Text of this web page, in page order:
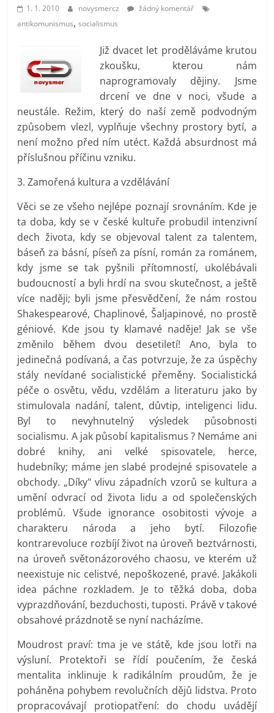
prospívá?
1. 1. 2010 novysmercz
žádný komentář
antikomunismus,socialismus
Již dvacet let proděláváme krutou
zkoušku, kterou nám
naprogramovaly dějiny. Jsme
drcení ve dne v noci, všude a
neustále. Režim, který do naší země podvodným
způsobem vlezl, vyplňuje všechny prostory bytí, a
není možno před ním utéct. Každá absurdnost má
příslušnou příčinu vzniku.
3. Zamořená kultura a vzdělávání
Věci se ze všeho nejlépe poznají srovnáním. Kde je
ta doba, kdy se v české kultuře probudil intenzivní
dech života, kdy se objevoval talent za talentem,
báseň za básní, píseň za písní, román za románem,
kdy jsme se tak pyšnili přítomností, ukolébávali
budoucností a byli hrdí na svou skutečnost, a ještě
více naději; byli jsme přesvědčení, že nám rostou
Shakespearové, Chaplinové, Šaljapinové, no prostě
géniové. Kde jsou ty klamavé naděje! Jak se vše
změnilo během dvou desetiletí! Ano, byla to
jedinečná podívaná, a čas potvrzuje, že za úspěchy
stály nevídané socialistické přeměny. Socialistická
péče o osvětu, vědu, vzdělám a literaturu jako by
stimulovala nadání, talent, důvtip, inteligenci lidu.
Byl to nevyhnutelný výsledek působnosti
socialismu. A jak působí kapitalismus ? Nemáme ani
dobré knihy, ani velké spisovatele, herce,
hudebníky; máme jen slabé prodejné spisovatele a
obchody. „Díky" vlivu západních vzorů se kultura a
umění odvrací od života lidu a od společenských
problémů. Všude ignorance osobitosti vývoje a
charakteru národa a jeho bytí. Filozofie
kontrarevoluce rozbíjí život na úroveň beztvárnosti,
na úroveň světonázorového chaosu, ve kterém už
neexistuje nic celistvé, nepoškozené, pravé. Jakákoli
idea páchne rozkladem. Je to těžká doba, doba
vyprazdňování, bezduchosti, tuposti. Právě v takové
obsahové prázdnotě se nyní nacházíme.
Moudrost praví: tma je ve státě, kde jsou lotři na
výsluní. Protektoři se řídí poučením, že česká
mentalita inklinuje k radikálním proudům, že je
poháněna pohybem revolučních dějů lidstva. Proto
propracovávají protiopatření: do chodu uvádějí